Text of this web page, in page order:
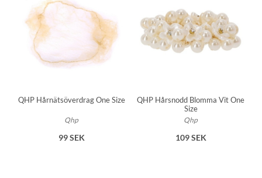
QHP Hårnätsöverdrag One Size
Qhp
99 SEK
QHP Hårsnodd Blomma Vit One
Size
Qhp
109 SEK